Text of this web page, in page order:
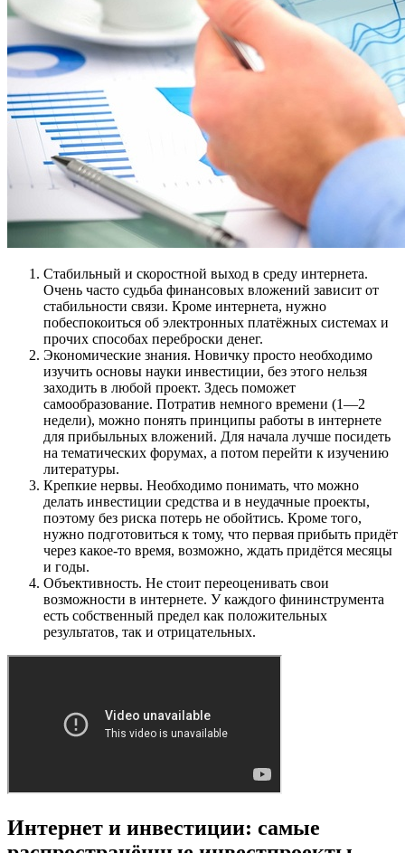
Стабильный и скоростной выход в среду интернета.
Очень часто судьба финансовых вложений зависит от
стабильности связи. Кроме интернета, нужно
побеспокоиться об электронных платёжных системах и
прочих способах переброски денег.
Экономические знания. Новичку просто необходимо
изучить основы науки инвестиции, без этого нельзя
заходить в любой проект. Здесь поможет
самообразование. Потратив немного времени (1—2
недели), можно понять принципы работы в интернете
для прибыльных вложений. Для начала лучше посидеть
на тематических форумах, а потом перейти к изучению
литературы.
Крепкие нервы. Необходимо понимать, что можно
делать инвестиции средства и в неудачные проекты,
поэтому без риска потерь не обойтись. Кроме того,
нужно подготовиться к тому, что первая прибыть придёт
через какое-то время, возможно, ждать придётся месяцы
и годы.
Объективность. Не стоит переоценивать свои
возможности в интернете. У каждого фининструмента
есть собственный предел как положительных
результатов, так и отрицательных.
Интернет и инвестиции: самые